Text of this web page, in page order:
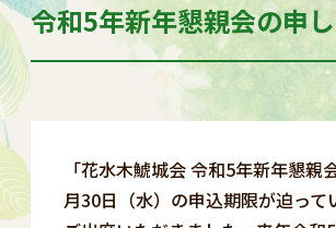
令和5年新年懇親会の申
「花水木鯱城会 令和5年新年懇
月30日（水）の申込期限が迫っ